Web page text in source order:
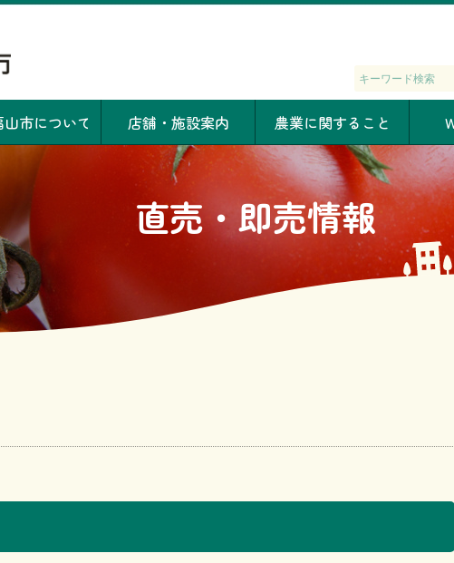
山市について 店舗・施設案内 農業に関すること
直売・即売情報